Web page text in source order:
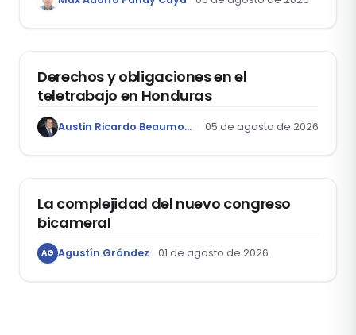
Garantía Mobiliaria
Derechos y obligaciones en el
teletrabajo en Honduras
Austin Ricardo Beaumont Rivera 05 de agosto de 2026
La complejidad del nuevo congreso
bicameral
AG Agustín Grández 01 de agosto de 2026